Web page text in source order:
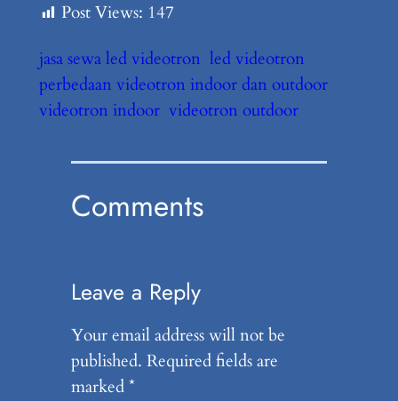
Post Views: 147
jasa sewa led videotron led videotron
perbedaan videotron indoor dan outdoor
videotron indoor videotron outdoor
Comments
Leave a Reply
Your email address will not be
published. Required fields are
marked*